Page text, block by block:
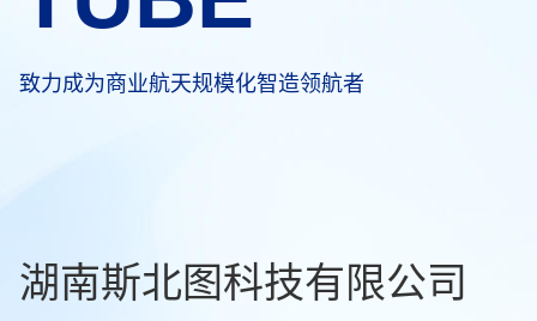
致力成为商业航天规模化智造领航者
湖南斯北图科技有限公司